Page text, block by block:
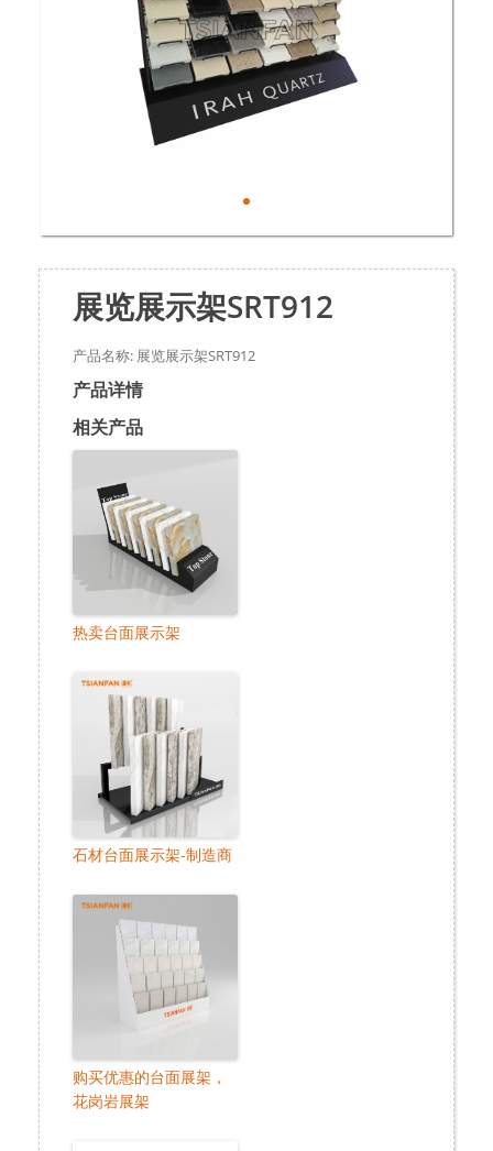
展览展示架SRT912
产品名称: 展览展示架SRT912
产品详情
相关产品
热卖台面展示架
石材台面展示架-制造商
购买优惠的台面展架，
花岗岩展架